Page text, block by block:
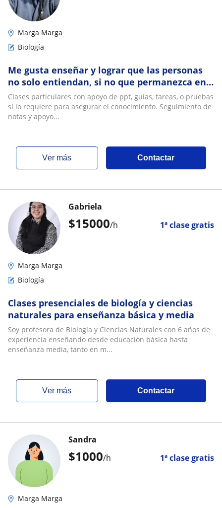
Marga Marga
Biología
Me gusta enseñar y lograr que las personas
no solo entiendan, si no que permanezca en
su memoria
Clases particulares con apoyo de ppt, guías, tareas, o pruebas
si lo requiere para asegurar el conocimiento. Seguimiento de
notas y apoyo...
ver más Contactar
$15000/h 1ª clase gratis
Gabriela
Marga Marga
Biología
Clases presenciales de biología y ciencias
naturales para enseñanza básica y media
Soy profesora de Biología y Ciencias Naturales con 6 años de
experiencia enseñando desde educación básica hasta
enseñanza media, tanto en m...
ver más Contactar
$1000/h 1ª clase gratis
Sandra
Marga Marga